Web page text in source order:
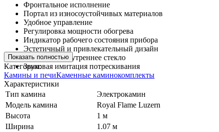
Фронтальное исполнение
Портал из износоустойчивых материалов
Удобное управление
Регулировка мощности обогрева
Индикатор рабочего состояния прибора
Эстетичный и привлекательный дизайн
Зеркальное внутреннее стекло
Звуковая имитация потрескивания
Показать полностью
Категории:
Камины и печиКаменные каминокомплекты
Характеристики
Тип камина
Электрокамин
Модель камина
Royal Flame Luzern
Высота
1 м
Ширина
1.07 м